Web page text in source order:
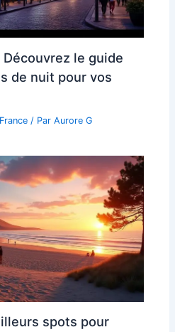
le guide
de nuit pour vos
France / ParAurore G
spots pour